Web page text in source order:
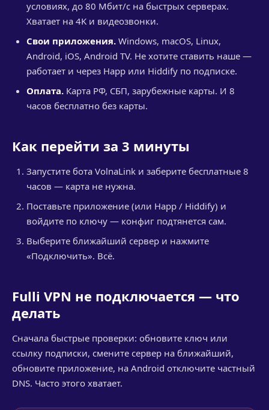
условиях, до 80 Мбит/с на быстрых серверах.
Хватает на 4K и видеозвонки.
Свои приложения. Windows, macOS, Linux,
Android, iOS, Android TV. Не хотите ставить наше —
работает и через Happ или Hiddify по подписке.
Оплата. Карта РФ, СБП, зарубежные карты. И 8
часов бесплатно без карты.
Как перейти за 3 минуты
Запустите бота VolnaLink и заберите бесплатные 8
часов — карта не нужна.
Поставьте приложение (или Happ / Hiddify) и
войдите по ключу — конфиг подтянется сам.
Выберите ближайший сервер и нажмите
«Подключить». Всё.
Fulli VPN не подключается — что
делать
Сначала быстрые проверки: обновите ключ или
ссылку подписки, смените сервер на ближайший,
обновите приложение, на Android отключите частный
DNS. Часто этого хватает.